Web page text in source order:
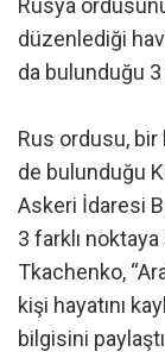
Rusya
düzenlediği
da bulunduğu 3
Rus ordusu, bir
de bulunduğu
Askeri İdaresi
3 farklı
Tkachenko,
kişi hayatını
bilgisini